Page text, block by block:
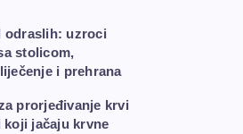
odraslih: uzroci
stolicom,
i prehrana
prorjeđivanje krvi
jačaju krvne